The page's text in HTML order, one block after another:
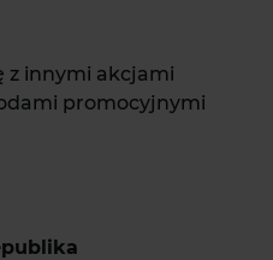
z innymi akcjami
promocyjnymi